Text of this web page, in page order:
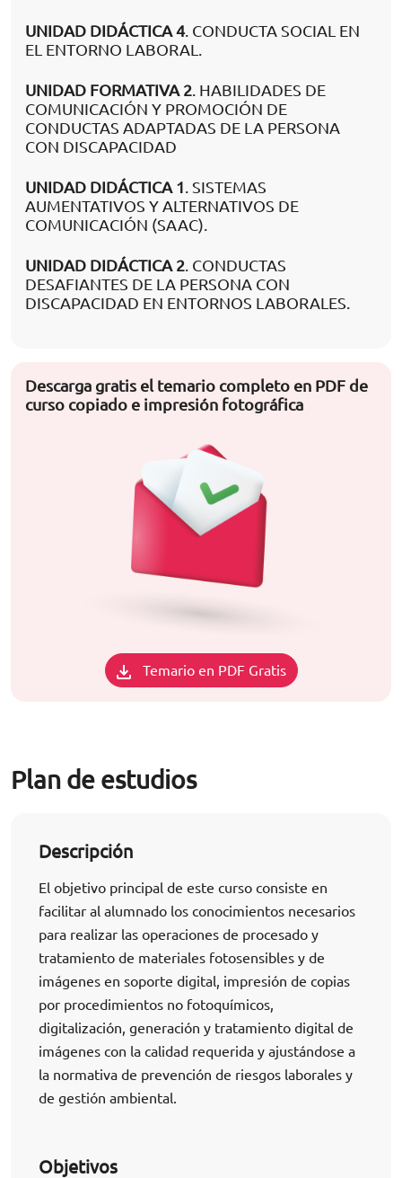
UNIDAD DIDÁCTICA 4. CONDUCTA SOCIAL EN
EL ENTORNO LABORAL.
UNIDAD FORMATIVA 2. HABILIDADES DE
COMUNICACIÓN Y PROMOCIÓN DE
CONDUCTAS ADAPTADAS DE LA PERSONA
CON DISCAPACIDAD
UNIDAD DIDÁCTICA 1. SISTEMAS
AUMENTATIVOS Y ALTERNATIVOS DE
COMUNICACIÓN (SAAC).
UNIDAD DIDÁCTICA 2. CONDUCTAS
DESAFIANTES DE LA PERSONA CON
DISCAPACIDAD EN ENTORNOS LABORALES.
Descarga gratis el temario completo en PDF de
curso copiado e impresión fotográfica
Temario en PDF Gratis
Plan de estudios
Descripción
El objetivo principal de este curso consiste en
facilitar al alumnado los conocimientos necesarios
para realizar las operaciones de procesado y
tratamiento de materiales fotosensibles y de
imágenes en soporte digital, impresión de copias
por procedimientos no fotoquímicos,
digitalización, generación y tratamiento digital de
imágenes con la calidad requerida y ajustándose a
la normativa de prevención de riesgos laborales y
de gestión ambiental.
Objetivos